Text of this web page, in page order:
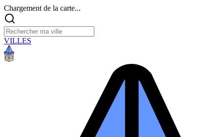
Chargement de la carte...
VILLES